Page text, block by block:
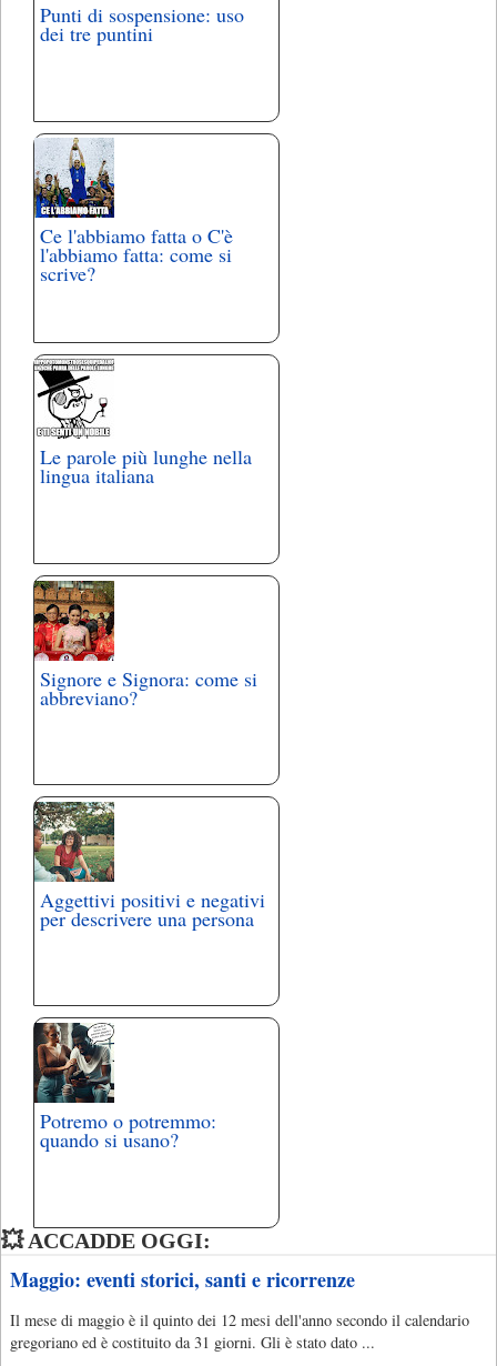
Punti di sospensione: uso
dei tre puntini
Ce l'abbiamo fatta o C'è
l'abbiamo fatta: come si
scrive?
Le parole più lunghe nella
lingua italiana
Signore e Signora: come si
abbreviano?
Aggettivi positivi e negativi
per descrivere una persona
Potremo o potremmo:
quando si usano?
💥 ACCADDE OGGI:
Maggio: eventi storici, santi e ricorrenze
Il mese di maggio è il quinto dei 12 mesi dell'anno secondo il calendario
gregoriano ed è costituito da 31 giorni. Gli è stato dato ...